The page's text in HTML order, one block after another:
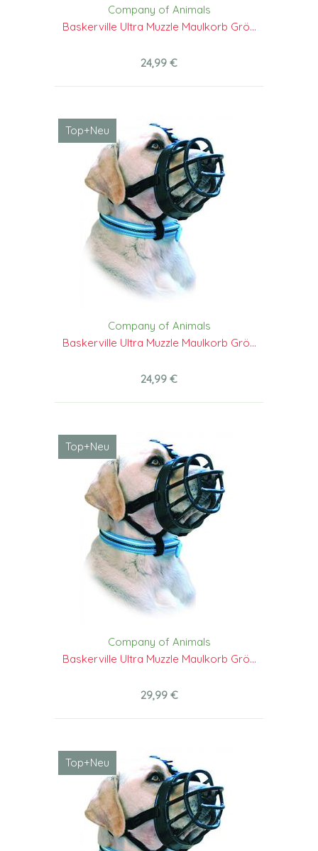
Company of Animals
Baskerville Ultra Muzzle Maulkorb Grö...
24,99 €
Top+Neu
Company of Animals
Baskerville Ultra Muzzle Maulkorb Grö...
24,99 €
Top+Neu
Company of Animals
Baskerville Ultra Muzzle Maulkorb Grö...
29,99 €
Top+Neu